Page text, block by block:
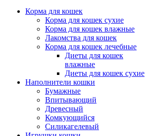
Корма для кошек
Корма для кошек сухие
Корма для кошек влажные
Лакомства для кошек
Корма для кошек лечебные
Диеты для кошек
влажные
Диеты для кошек сухие
Наполнители кошки
Бумажные
Впитывающий
Древесный
Комкующийся
Силикагелевый